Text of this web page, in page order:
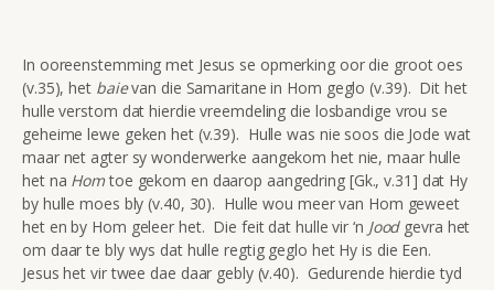
In ooreenstemming met Jesus se opmerking oor die groot oes
(v.35), het baievan die Samaritane in Hom geglo (v.39). Dit het
hulle verstom dat hierdie vreemdeling die losbandige vrou se
geheime lewe geken het (v.39). Hulle was nie soos die Jode wat
maar net agter sy wonderwerke aangekom het nie, maar hulle
het na Homtoe gekom en daarop aangedring [Gk., v.31] dat Hy
by hulle moes bly (v.40, 30). Hulle wou meer van Hom geweet
het en by Hom geleer het. Die feit dat hulle vir ‘n Joodgevra het
om daar te bly wys dat hulle regtig geglo het Hy is die Een.
Jesus het vir twee dae daar gebly (v.40). Gedurende hierdie tyd